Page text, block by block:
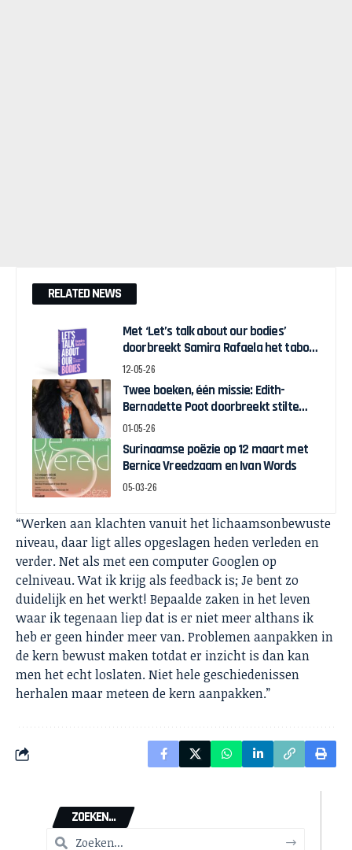
RELATED NEWS
Met ‘Let’s talk about our bodies’
doorbreekt Samira Rafaela het taboe
op hormoon- en
baarmoedergerelateerde
onderwerpen
12-05-26
Twee boeken, één missie: Edith-
Bernadette Poot doorbreekt stilte
rond seksuele uitbuiting
01-05-26
Surinaamse poëzie op 12 maart met
Bernice Vreedzaam en Ivan Words
05-03-26
“Werken aan klachten vanuit het lichaamsonbewuste
niveau, daar ligt alles opgeslagen heden verleden en
verder. Net als met een computer Googlen op
celniveau. Wat ik krijg als feedback is; Je bent zo
duidelijk en het werkt! Bepaalde zaken in het leven
waar ik tegenaan liep dat is er niet meer althans ik
heb er geen hinder meer van. Problemen aanpakken in
de kern bewust maken totdat er inzicht is dan kan
men het echt loslaten. Niet hele geschiedenissen
herhalen maar meteen de kern aanpakken.”
ZOEKEN...